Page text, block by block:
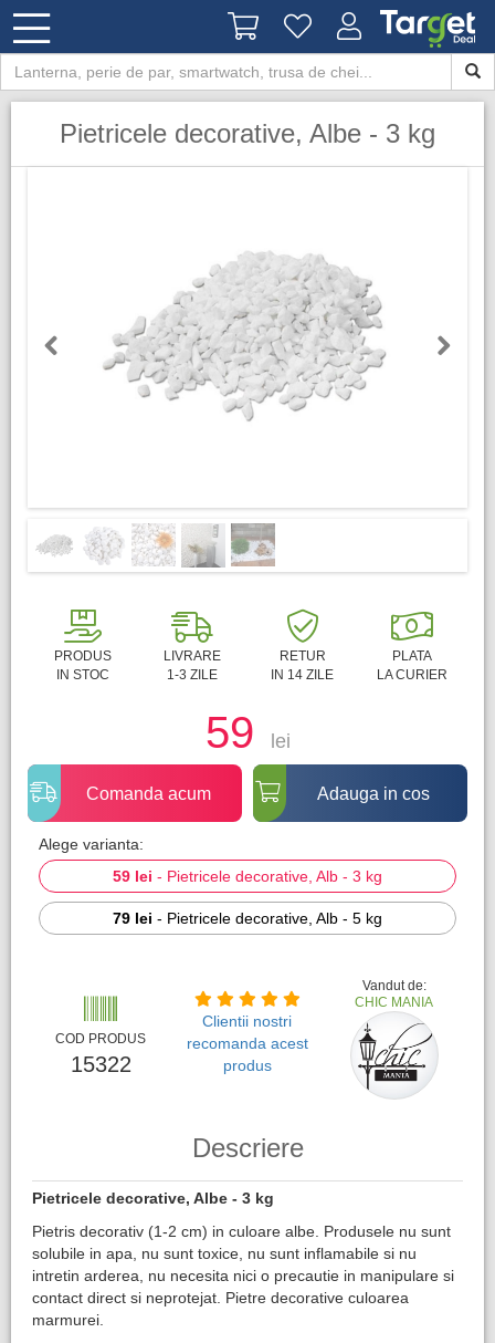
Pietricele decorative, Albe - 3 kg
PRODUS
IN STOC
LIVRARE
1-3 ZILE
RETUR
IN 14 ZILE
PLATA
LA CURIER
59 lei
Comanda acum Adauga in cos
Alege varianta:
59 lei - Pietricele decorative, Alb - 3 kg
79 lei - Pietricele decorative, Alb - 5 kg
COD PRODUS
15322
Clientii nostri
recomanda acest
produs
Vandut de:
CHIC MANIA
Descriere
Pietricele decorative, Albe - 3 kg
Pietris decorativ (1-2 cm) in culoare albe. Produsele nu sunt
solubile in apa, nu sunt toxice, nu sunt inflamabile si nu
intretin arderea, nu necesita nici o precautie in manipulare si
contact direct si neprotejat. Pietre decorative culoarea
marmurei.